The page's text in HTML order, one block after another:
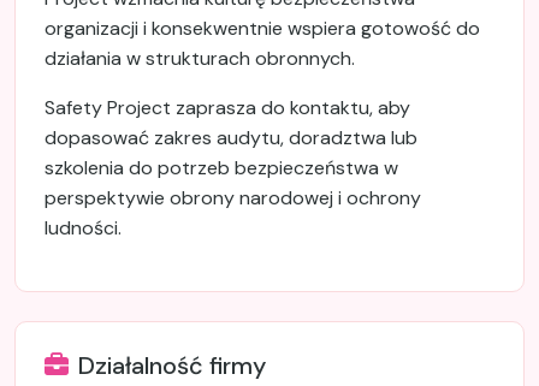
organizacji i konsekwentnie wspiera gotowość do
działania w strukturach obronnych.
Safety Project zaprasza do kontaktu, aby
dopasować zakres audytu, doradztwa lub
szkolenia do potrzeb bezpieczeństwa w
perspektywie obrony narodowej i ochrony
ludności.
Działalność firmy